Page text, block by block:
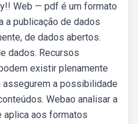
Web — pdf é um formato
a publicação de dados
de dados abertos.
dados. Recursos
existir plenamente
a possibilidade
Webao analisar a
aplica aos formatos